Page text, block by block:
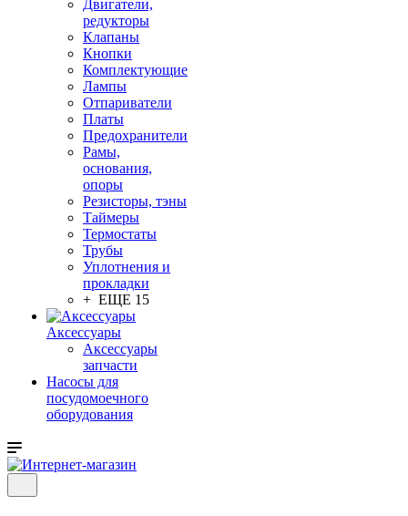
Двигатели,
редукторы
Клапаны
Кнопки
Комплектующие
Лампы
Отпариватели
Платы
Предохранители
Рамы,
основания,
опоры
Резисторы, тэны
Таймеры
Термостаты
Трубы
Уплотнения и
прокладки
+ ЕЩЕ 15
Аксессуары
Аксессуары
запчасти
Насосы для
посудомоечного
оборудования